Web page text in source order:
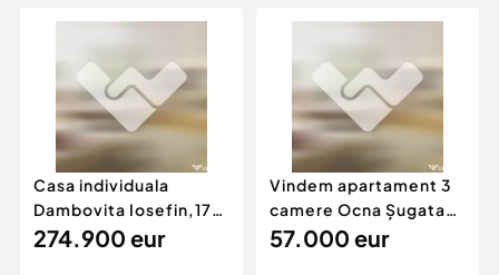
Afaceri și echipamente profesionale
Inchiriere Bunuri si Vehicule
Piese auto si accesorii
Casa individuala
Dambovita Iosefin,170
mp2 utili, panouri
274.900 eur
Vindem apartament 3
camere Ocna Șugatan
68 mp
57.000 eur